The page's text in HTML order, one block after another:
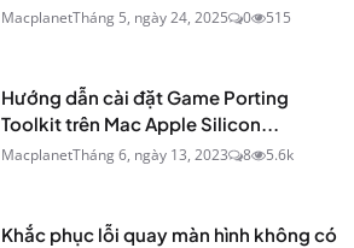
MacplanetTháng 5, ngày 24, 2025 0 515
Hướng dẫn cài đặt Game Porting
Toolkit trên Mac Apple Silicon...
MacplanetTháng 6, ngày 13, 2023 8 5.6k
Khắc phục lỗi quay màn hình không có